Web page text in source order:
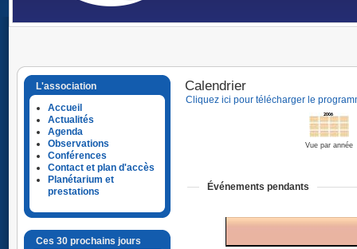
L'association
Accueil
Actualités
Agenda
Observations
Conférences
Contact et plan d'accès
Planétarium et
prestations
Ces 30 prochains jours
Calendrier
Cliquez ici pour télécharger le
Vue par année
Événements pendants